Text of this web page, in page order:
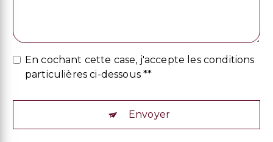
En cochant cette case, j'accepte les conditions
particulières ci-dessous **
Envoyer